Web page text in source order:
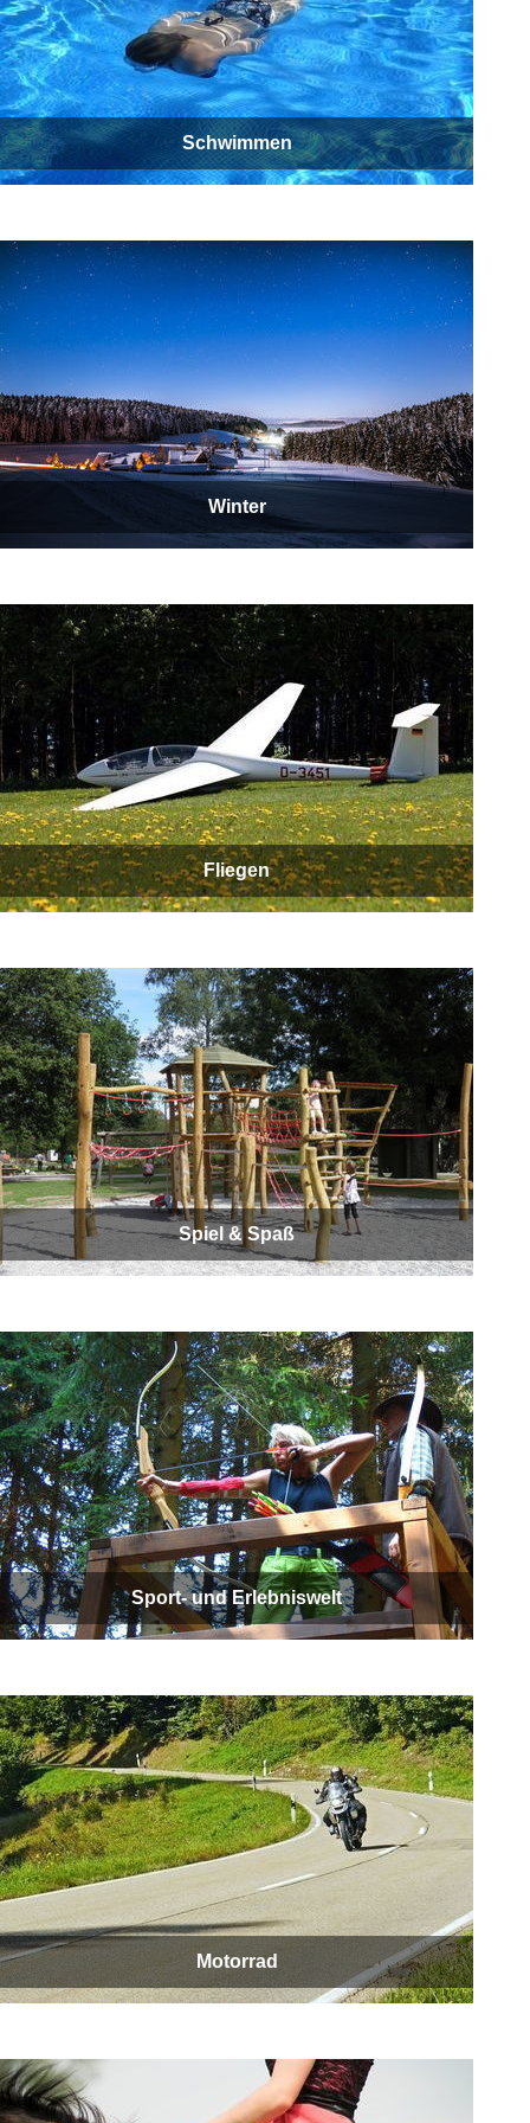
Schwimmen
Winter
Fliegen
Spiel & Spaß
Sport- und Erlebniswelt
Motorrad